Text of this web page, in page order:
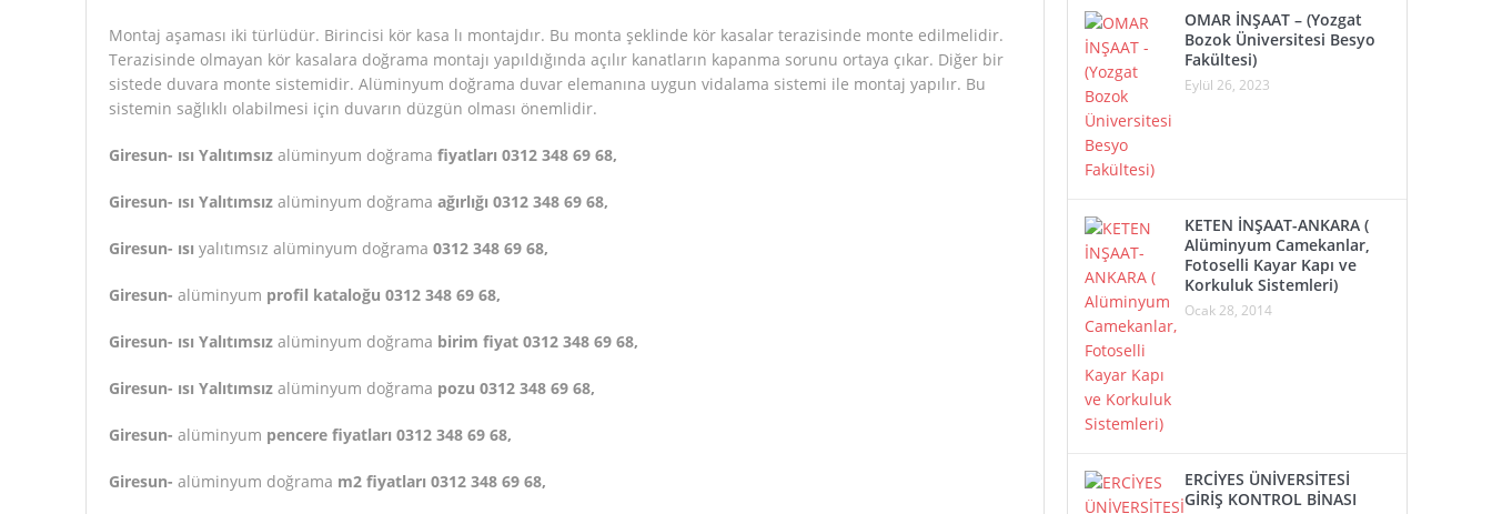
Montaj aşaması iki türlüdür. Birincisi kör kasa lı montajdır. Bu monta şeklinde kör kasalar terazisinde monte edilmelidir.
Terazisinde olmayan kör kasalara doğrama montajı yapıldığında açılır kanatların kapanma sorunu ortaya çıkar. Diğer bir
sistede duvara monte sistemidir. Alüminyum doğrama duvar elemanına uygun vidalama sistemi ile montaj yapılır. Bu
sistemin sağlıklı olabilmesi için duvarın düzgün olması önemlidir.
Giresun- ısı Yalıtımsızalüminyum doğrama fiyatları 0312 348 69 68,
Giresun- ısı Yalıtımsızalüminyum doğrama ağırlığı 0312 348 69 68,
Giresun- ısı yalıtımsız alüminyum doğrama 0312 348 69 68,
Giresun- alüminyum profil kataloğu 0312 348 69 68,
Giresun- ısı Yalıtımsızalüminyum doğrama birim fiyat 0312 348 69 68,
Giresun- ısı Yalıtımsızalüminyum doğrama pozu 0312 348 69 68,
Giresun- alüminyum pencere fiyatları 0312 348 69 68,
Giresun- alüminyum doğrama m2 fiyatları 0312 348 69 68,
OMAR İNŞAAT – (Yozgat
Bozok Üniversitesi Besyo
Fakültesi)
Eylül 26, 2023
KETEN İNŞAAT-ANKARA (
Alüminyum Camekanlar,
Fotoselli Kayar Kapı ve
Korkuluk Sistemleri)
Ocak 28, 2014
ERCİYES ÜNİVERSİTESİ
GİRİŞ KONTROL BİNASI